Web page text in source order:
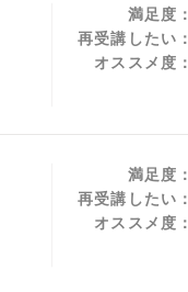
満足度：
再受講したい：
オススメ度：
満足度：
再受講したい：
オススメ度：